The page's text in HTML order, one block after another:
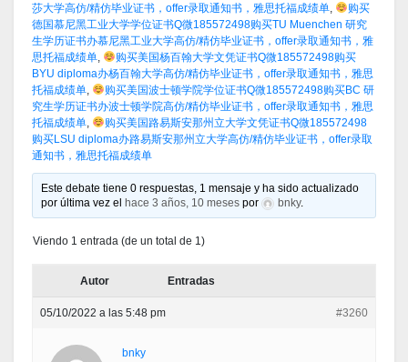
莎大学高仿/精仿毕业证书，offer录取通知书，雅思托福成绩单,
购买
德国慕尼黑工业大学学位证书Q微185572498购买TU Muenchen 研究
生学历证书办慕尼黑工业大学高仿/精仿毕业证书，offer录取通知书，雅
思托福成绩单,
购买美国杨百翰大学文凭证书Q微185572498购买
BYU diploma办杨百翰大学高仿/精仿毕业证书，offer录取通知书，雅思
托福成绩单,
购买美国波士顿学院学位证书Q微185572498购买BC 研
究生学历证书办波士顿学院高仿/精仿毕业证书，offer录取通知书，雅思
托福成绩单,
购买美国路易斯安那州立大学文凭证书Q微185572498
购买LSU diploma办路易斯安那州立大学高仿/精仿毕业证书，offer录取
通知书，雅思托福成绩单
Este debate tiene 0 respuestas, 1 mensaje y ha sido actualizado
por última vez el
hace 3 años, 10 meses por bnky.
Viendo 1 entrada (de un total de 1)
Autor Entradas
05/10/2022 a las 5:48 pm #3260
bnky